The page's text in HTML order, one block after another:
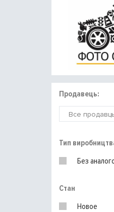
Продавець:
Тип
Без
Стан
Новое